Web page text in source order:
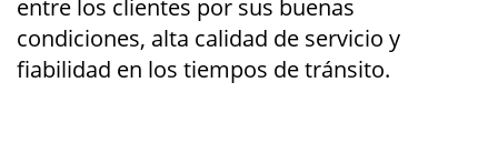
entre los clientes por sus buenas
condiciones, alta calidad de servicio y
fiabilidad en los tiempos de tránsito.